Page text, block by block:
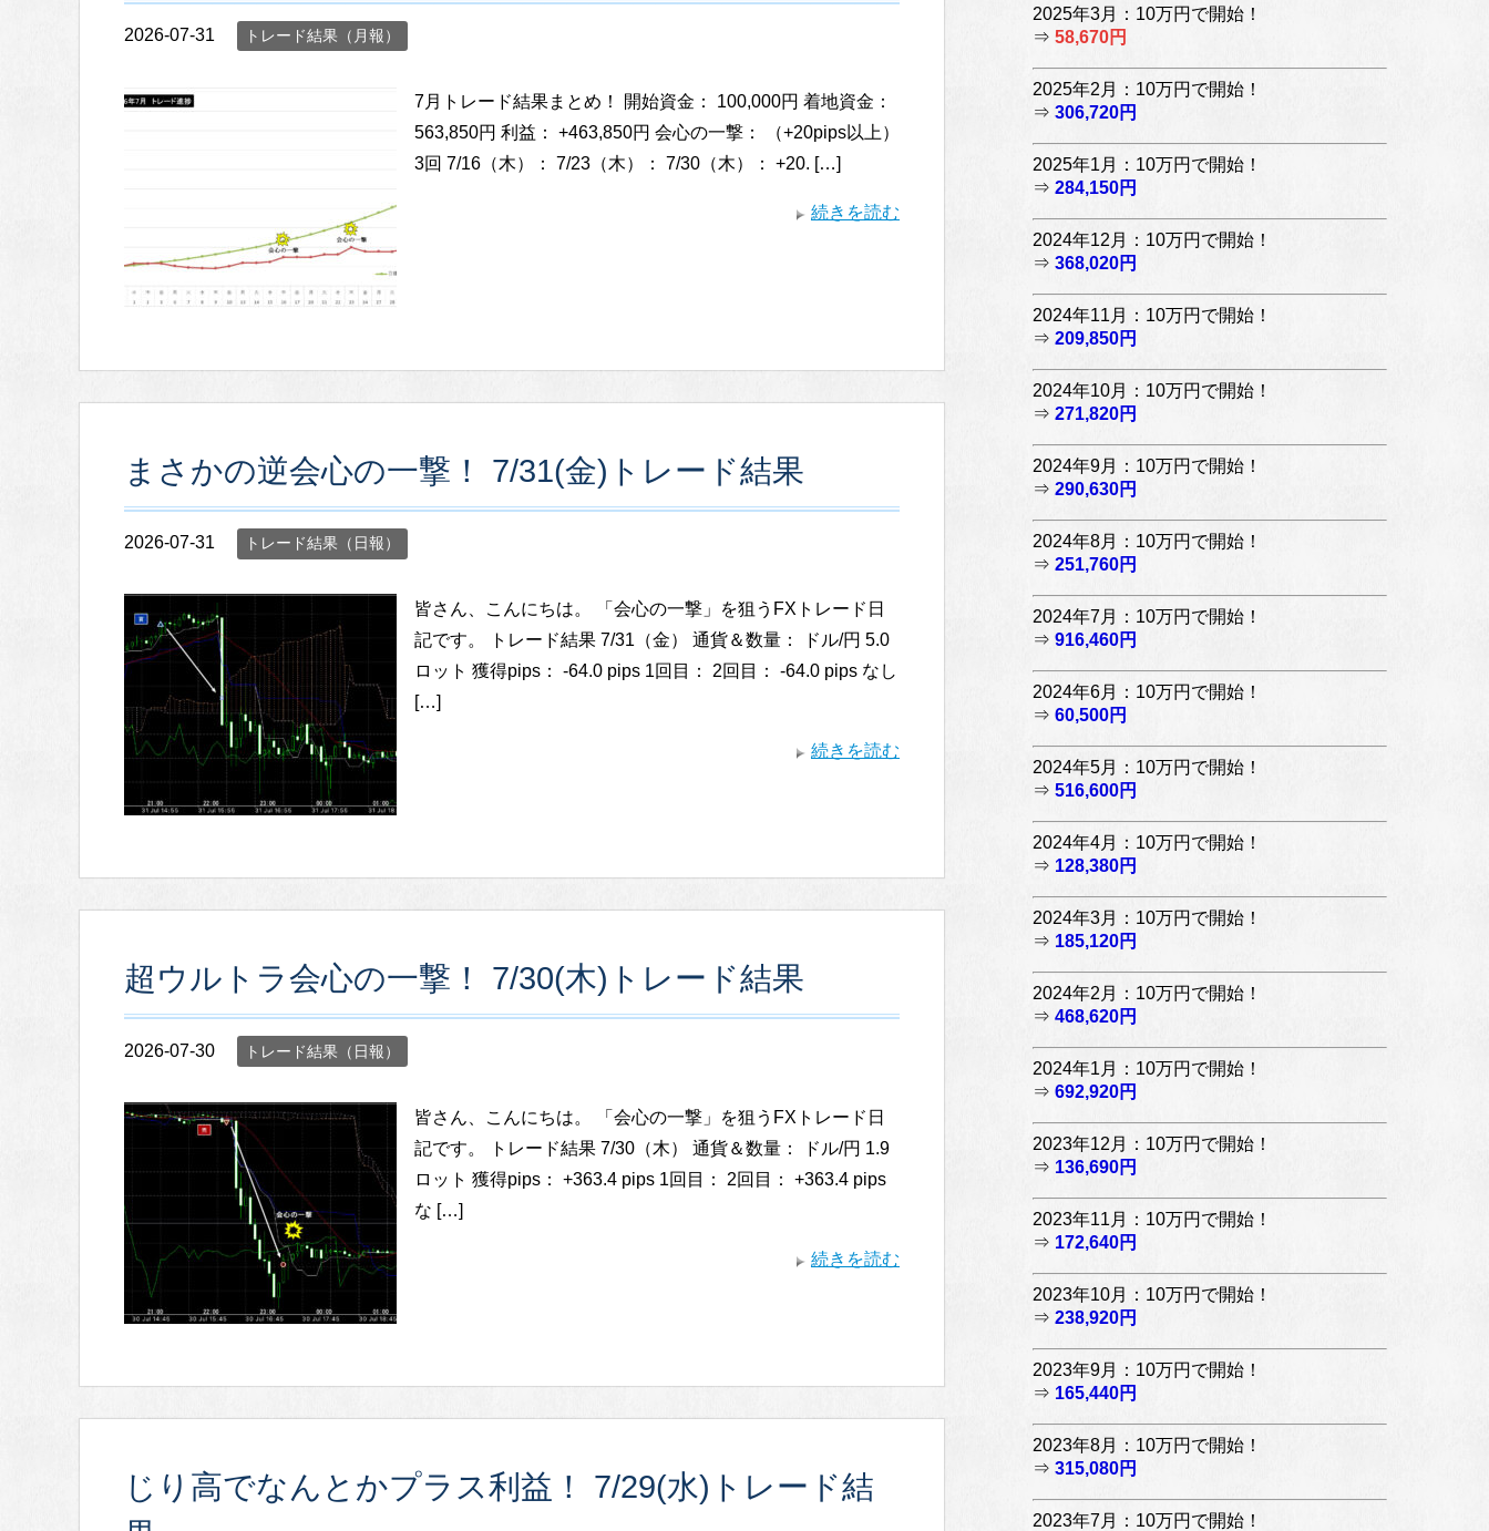
2026-07-31 トレード結果（月報）
7月トレード結果まとめ！ 開始資金： 100,000円 着地資金：
563,850円 利益： +463,850円 会心の一撃： （+20pips以上）
3回 7/16（木）： 7/23（木）： 7/30（木）： +20. […]
続きを読む
まさかの逆会心の一撃！ 7/31(金)トレード結果
2026-07-31 トレード結果（日報）
皆さん、こんにちは。 「会心の一撃」を狙うFXトレード日
記です。 トレード結果 7/31（金） 通貨＆数量： ドル/円 5.0
ロット 獲得pips： -64.0 pips 1回目： 2回目： -64.0 pips なし
[…]
続きを読む
超ウルトラ会心の一撃！ 7/30(木)トレード結果
2026-07-30 トレード結果（日報）
皆さん、こんにちは。 「会心の一撃」を狙うFXトレード日
記です。 トレード結果 7/30（木） 通貨＆数量： ドル/円 1.9
ロット 獲得pips： +363.4 pips 1回目： 2回目： +363.4 pips
な […]
続きを読む
じり高でなんとかプラス利益！ 7/29(水)トレード結
2025年3月：10万円で開始！
⇒ 58,670円
2025年2月：10万円で開始！
⇒ 306,720円
2025年1月：10万円で開始！
⇒ 284,150円
2024年12月：10万円で開始！
⇒ 368,020円
2024年11月：10万円で開始！
⇒ 209,850円
2024年10月：10万円で開始！
⇒ 271,820円
2024年9月：10万円で開始！
⇒ 290,630円
2024年8月：10万円で開始！
⇒ 251,760円
2024年7月：10万円で開始！
⇒ 916,460円
2024年6月：10万円で開始！
⇒ 60,500円
2024年5月：10万円で開始！
⇒ 516,600円
2024年4月：10万円で開始！
⇒ 128,380円
2024年3月：10万円で開始！
⇒ 185,120円
2024年2月：10万円で開始！
⇒ 468,620円
2024年1月：10万円で開始！
⇒ 692,920円
2023年12月：10万円で開始！
⇒ 136,690円
2023年11月：10万円で開始！
⇒ 172,640円
2023年10月：10万円で開始！
⇒ 238,920円
2023年9月：10万円で開始！
⇒ 165,440円
2023年8月：10万円で開始！
⇒ 315,080円
2023年7月：10万円で開始！